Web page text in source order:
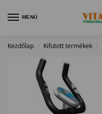
MENÜ
Kezdőlap / Kifutott termékek /